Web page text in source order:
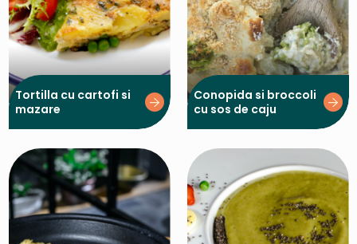
Tortilla cu cartofi si
mazare
Conopida si broccoli
cu sos de caju